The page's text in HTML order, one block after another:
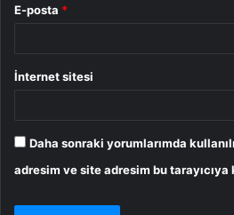
E-posta *
İnternet sitesi
Daha sonraki yorumlarımda
adresim ve site adresim bu